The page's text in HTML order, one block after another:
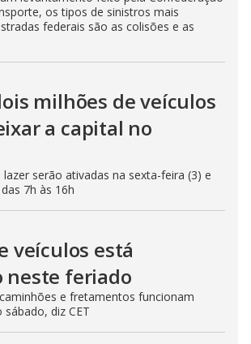
os tipos de sinistros mais
federais são as colisões e as
milhões de veículos
a capital no
serão ativadas na sexta-feira (3) e
7h às 16h
veículos está
neste feriado
e fretamentos funcionam
diz CET